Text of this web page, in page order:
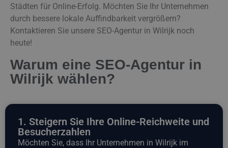
Städten für Online-Erfolg. Möchten Sie Ihr Unternehmen
durch bessere lokale Auffindbarkeit vergrößern?
Kontaktieren Sie unsere SEO-Agentur in Wilrijk noch
heute!
Warum eine SEO-Agentur in
Wilrijk wählen?
1. Steigern Sie Ihre Online-Reichweite und
Besucherzahlen
Möchten Sie, dass Ihr Unternehmen in Wilrijk im